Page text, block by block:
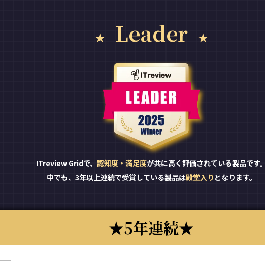
Leader
ITreview Gridで、 認知度・満足度が共に高く評価されている製品です
中でも、3年以上連続で受賞している製品は殿堂入り となります。
5年連続